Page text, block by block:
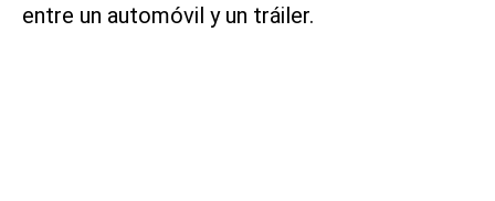
entre un automóvil y un tráiler.